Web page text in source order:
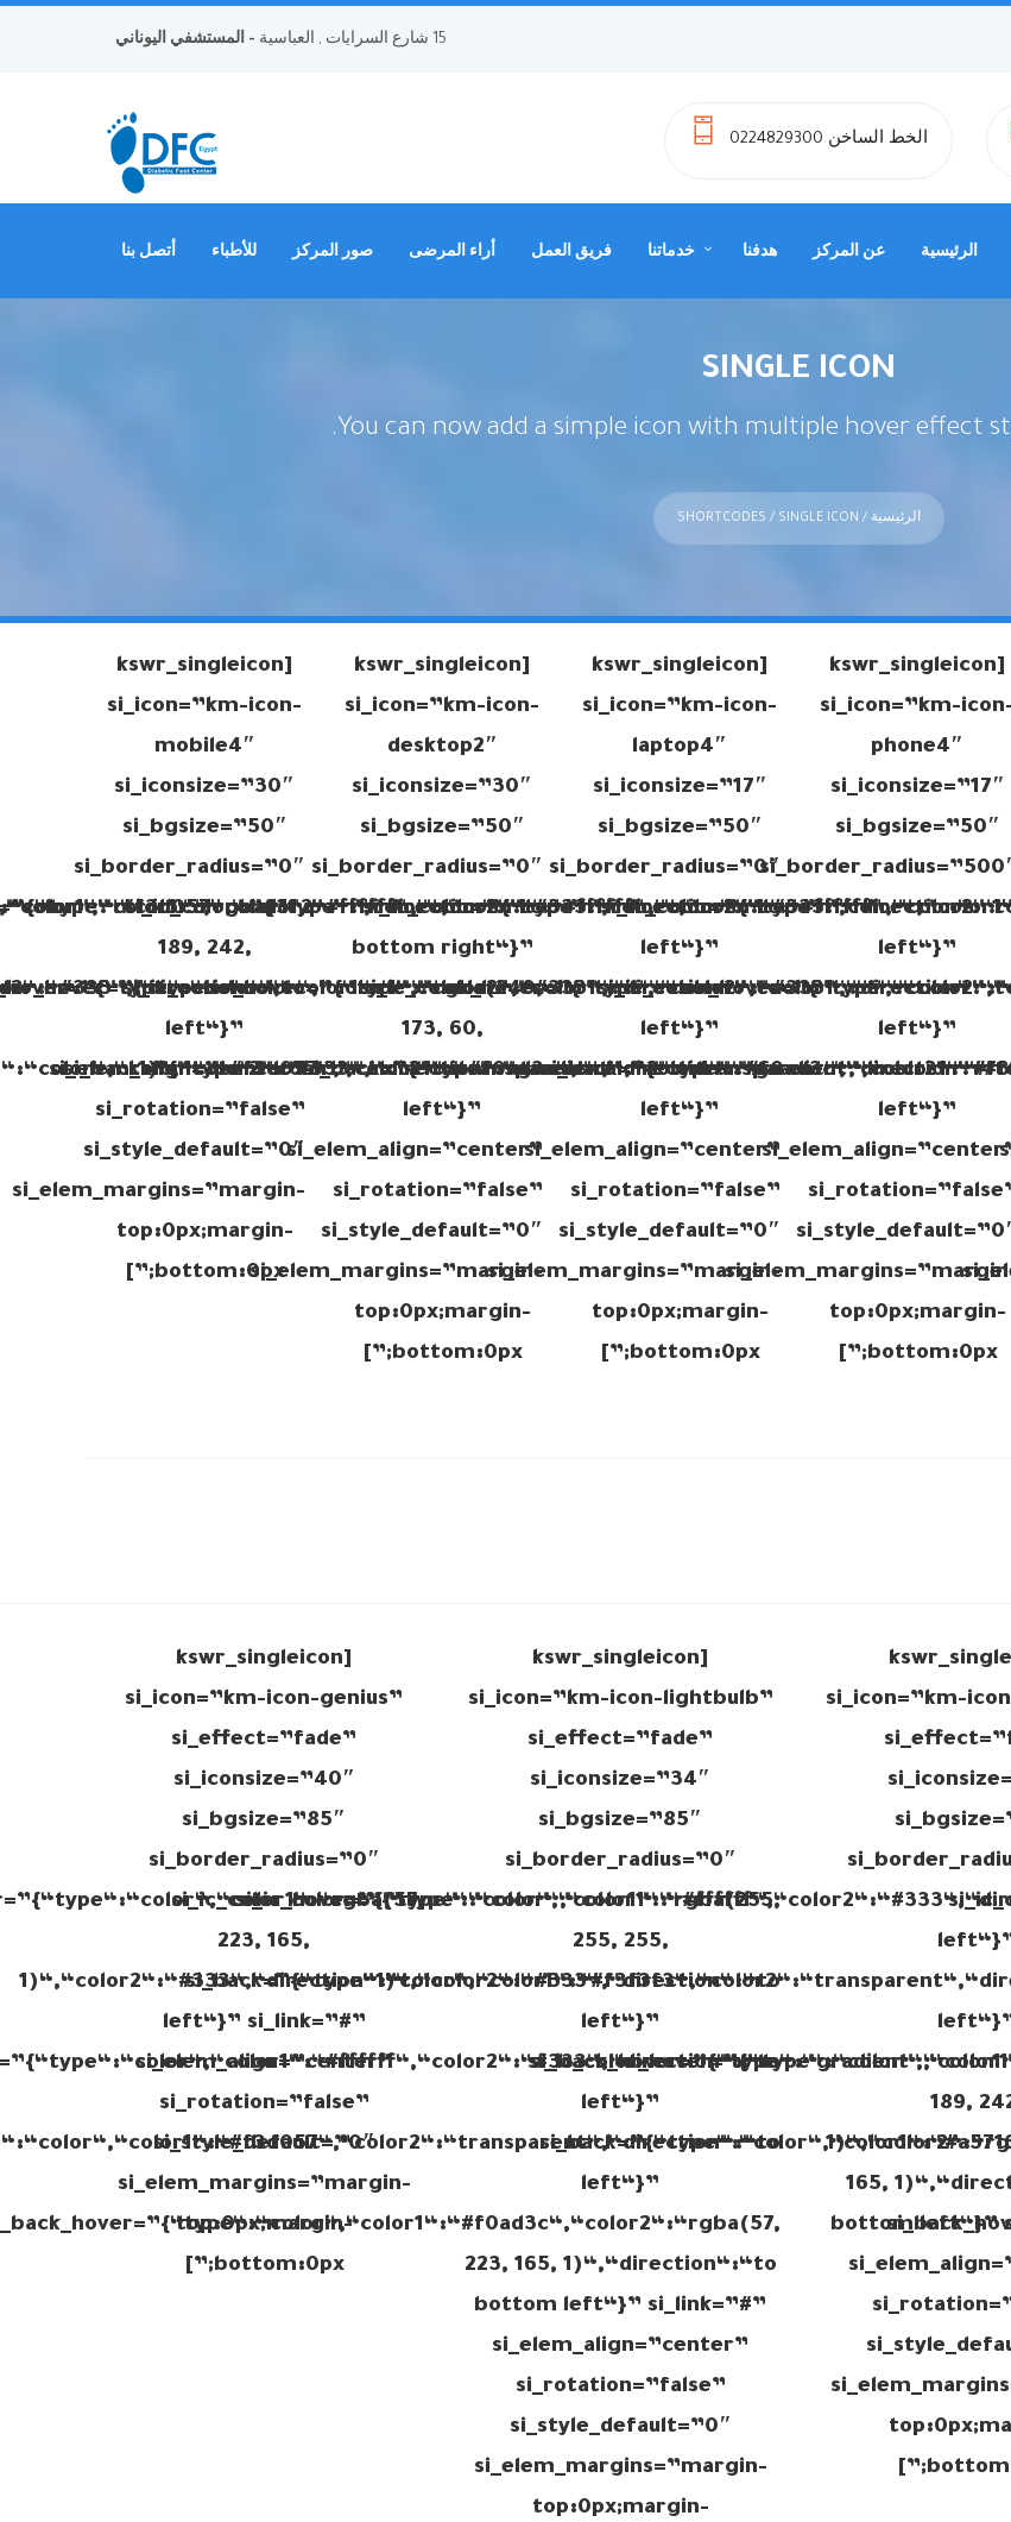
15 شارع السرايات , العباسية - المستشفي اليوناني
الخط الساخن 0224829300
الرئيسية عن المركز هدفنا خدماتنا فريق العمل أراء المرضى صور المركز للأطباء أتصل بنا
SINGLE ICON
You can now add a simple icon with multiple hover effect
الرئيسية /
SHORTCODES / SINGLE ICON
[kswr_singleicon
si_icon=”km-icon-
mobile4″
si_iconsize=”30″
si_bgsize=”50″
si_border_radius=”0″
189, 242,
left“}”
si_elem_align=”center”
si_rotation=”false”
si_style_default=”0″
si_elem_margins=”margin-
top:0px;margin-
bottom:0px;”]
[kswr_singleicon
si_icon=”km-icon-
desktop2″
si_iconsize=”30″
si_bgsize=”50″
si_border_radius=”0″
bottom right“}”
173, 60,
1)“,“color2“:“#333“,“direction“:“to
left“}”
si_elem_align=”center”
si_rotation=”false”
si_style_default=”0″
si_elem_margins=”margin-
top:0px;margin-
bottom:0px;”]
[kswr_singleicon
si_icon=”km-icon-
laptop4″
si_iconsize=”17″
si_bgsize=”50″
si_border_radius=”0″
left“}”
left“}”
left“}”
si_elem_align=”center”
si_rotation=”false”
si_style_default=”0″
si_elem_margins=”margin-
top:0px;margin-
bottom:0px;”]
[kswr_singleicon
si_icon=”km-
phone4″
si_iconsize=”17″
si_bgsize=”50″
left“}”
left“}”
left“}”
top:0px;margin-
bottom:0px;”]
[kswr_singleicon
si_icon=”km-icon-genius”
si_effect=”fade”
si_iconsize=”40″
si_bgsize=”85″
si_border_radius=”0″
223, 165,
1)“,“color2“:“#333“,“direction“:“to
left“}” si_link=”#”
si_elem_align=”center”
si_rotation=”false”
si_style_default=”0″
si_elem_margins=”margin-
top:0px;margin-
bottom:0px;”]
[kswr_singleicon
si_icon=”km-icon-lightbulb”
si_effect=”fade”
si_iconsize=”34″
si_bgsize=”85″
si_border_radius=”0″
si_ic_color=”{“type“:“color“,“color1“:“rgba(255,
255, 255,
1)“,“color2“:“#333“,“direction“:“to
left“}”
left“}”
left“}”
223, 165, 1)“,“direction“:“to
bottom left“}” si_link=”#”
si_elem_align=”center”
si_rotation=”false”
si_style_default=”0″
si_elem_margins=”margin-
top:0px;margin-
si_icon=”km-
189,
165,
bottom left“}”